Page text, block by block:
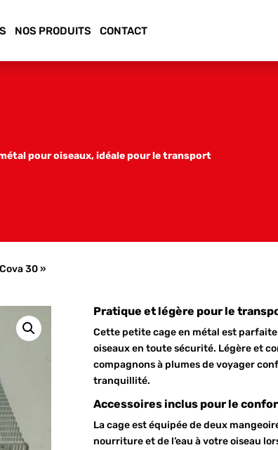
NOS PRODUITS CONTACT
pour oiseaux, idéale pour le transport
30 »
Pratique et légère pour le
Cette petite cage en métal est
oiseaux en toute sécurité. Légère et
compagnons à plumes de voyager
tranquillité.
Accessoires inclus pour le
La cage est équipée de deux
nourriture et de l’eau à votre oiseau